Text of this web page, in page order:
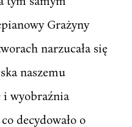
Grażyny
narzucała się
naszemu
wyobraźnia
decydowało o